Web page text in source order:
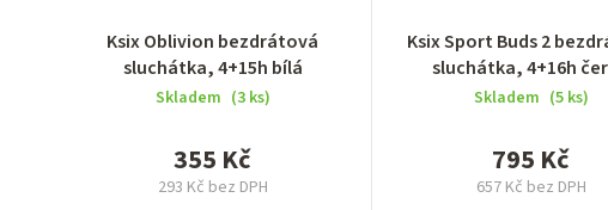
Ksix Oblivion bezdrátová
sluchátka, 4+15h bílá
Skladem (3 ks)
293 Kč bez DPH
355 Kč
Ksix Sport Buds 2
sluchátka, 4+16h
Skladem (5 ks)
657 Kč bez DPH
795 Kč